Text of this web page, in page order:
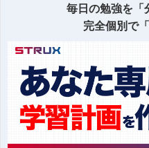
毎日の勉強を「
完全個別で